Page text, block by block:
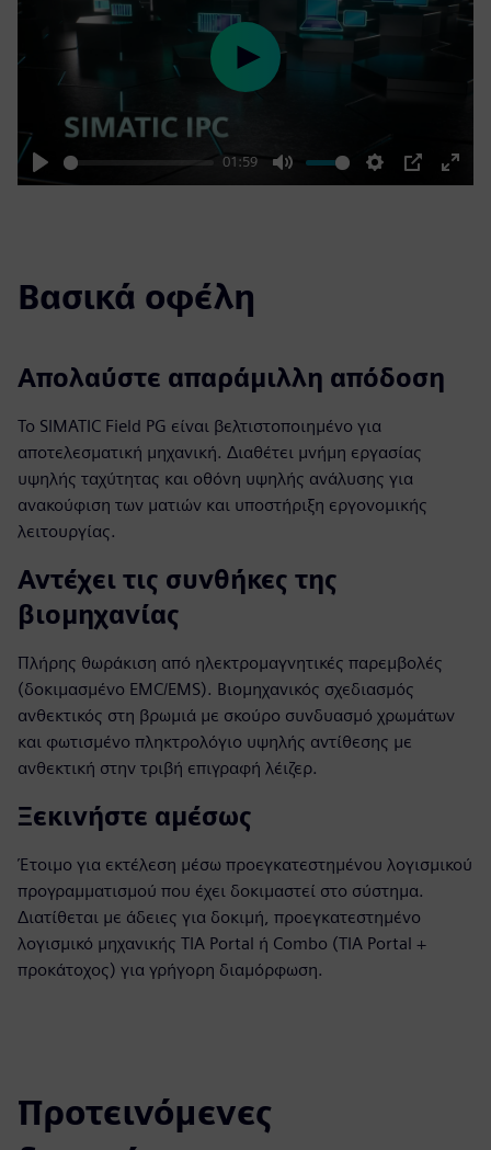
Play
01:59
Mute Settings
PIP
Enter
Play
Βασικά οφέλη
Απολαύστε απαράμιλλη απόδοση
Το SIMATIC Field PG είναι βελτιστοποιημένο για
αποτελεσματική μηχανική. Διαθέτει μνήμη εργασίας
υψηλής ταχύτητας και οθόνη υψηλής ανάλυσης για
ανακούφιση των ματιών και υποστήριξη εργονομικής
λειτουργίας.
Αντέχει τις συνθήκες της
βιομηχανίας
Πλήρης θωράκιση από ηλεκτρομαγνητικές παρεμβολές
(δοκιμασμένο EMC/EMS). Βιομηχανικός σχεδιασμός
ανθεκτικός στη βρωμιά με σκούρο συνδυασμό χρωμάτων
και φωτισμένο πληκτρολόγιο υψηλής αντίθεσης με
ανθεκτική στην τριβή επιγραφή λέιζερ.
Ξεκινήστε αμέσως
Έτοιμο για εκτέλεση μέσω προεγκατεστημένου λογισμικού
προγραμματισμού που έχει δοκιμαστεί στο σύστημα.
Διατίθεται με άδειες για δοκιμή, προεγκατεστημένο
λογισμικό μηχανικής TIA Portal ή Combo (TIA Portal +
προκάτοχος) για γρήγορη διαμόρφωση.
Προτεινόμενες